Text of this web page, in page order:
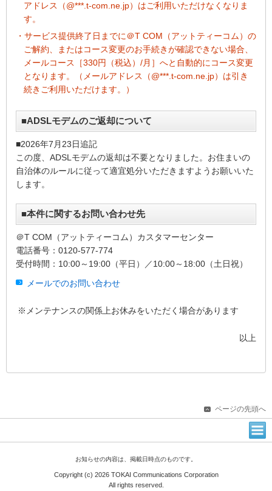
アドレス（@***.t-com.ne.jp）はご利用いただけなくなりま
す。
・サービス提供終了日までに＠T COM（アットティーコム）の
ご解約、またはコース変更のお手続きが確認できない場合、
メールコース［330円（税込）/月］へと自動的にコース変更
となります。（メールアドレス（@***.t-com.ne.jp）は引き
続きご利用いただけます。）
■ADSLモデムのご返却について
■2026年7月23日追記
この度、ADSLモデムの返却は不要となりました。お住まいの
自治体のルールに従って適宜処分いただきますようお願いいた
します。
■本件に関するお問い合わせ先
＠T COM（アットティーコム）カスタマーセンター
電話番号：0120-577-774
受付時間：10:00～19:00（平日）／10:00～18:00（土日祝）
メールでのお問い合わせ
※メンテナンスの関係上お休みをいただく場合があります
以上
ページの先頭へ
お知らせの内容は、掲載日時点のものです。
Copyright (c) 2026 TOKAI Communications Corporation
All rights reserved.